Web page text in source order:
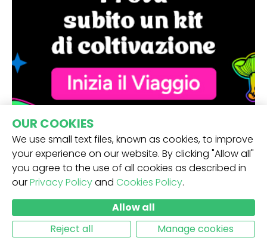
RICEVI LA NOSTRA NEWSLETTER -
INVIO
OUR COOKIES
We use small text files, known as cookies, to improve
your experience on our website. By clicking "Allow all"
you agree to the use of all cookies as described in
ourPrivacy Policyand Cookies Policy.
Allow all
Reject all
Manage cookies